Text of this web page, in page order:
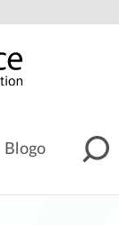
Blogo